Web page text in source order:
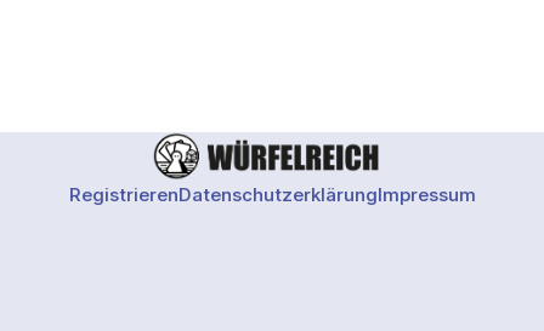
RegistrierenDatenschutzerklärungImpressum